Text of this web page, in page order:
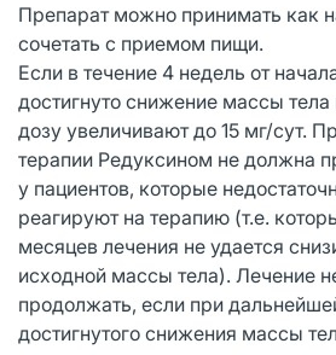
Препарат можно принимать как
сочетать с приемом пищи.
Если в течение 4 недель от
достигнуто снижение массы тела
дозу увеличивают до 15 мг/сут.
терапии Редуксином не должна
у пациентов, которые
реагируют на терапию (т.е.
месяцев лечения не удается
исходной массы тела). Лечение
продолжать, если при
достигнутого снижения массы